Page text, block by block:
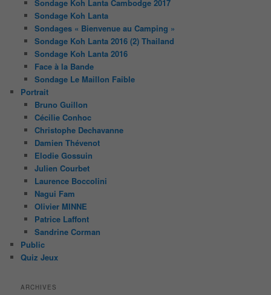
Sondage Koh Lanta Cambodge 2017
Sondage Koh Lanta
Sondages « Bienvenue au Camping »
Sondage Koh Lanta 2016 (2) Thailand
Sondage Koh Lanta 2016
Face à la Bande
Sondage Le Maillon Faible
Portrait
Bruno Guillon
Cécilie Conhoc
Christophe Dechavanne
Damien Thévenot
Elodie Gossuin
Julien Courbet
Laurence Boccolini
Nagui Fam
Olivier MINNE
Patrice Laffont
Sandrine Corman
Public
Quiz Jeux
ARCHIVES